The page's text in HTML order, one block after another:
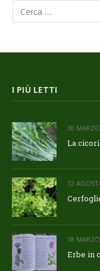
I PIÙ LETTI
30
La
12
18
Erbe in